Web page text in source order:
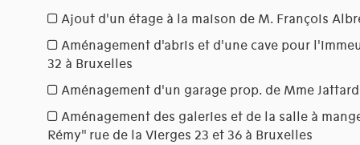
Ajout d'un étage à la maison de M. François
Aménagement d'abris et d'une cave pour
32 à Bruxelles
Aménagement d'un garage prop. de Mme
Aménagement des galeries et de la salle à
Rémy" rue de la Vierges 23 et 36 à Bruxelles